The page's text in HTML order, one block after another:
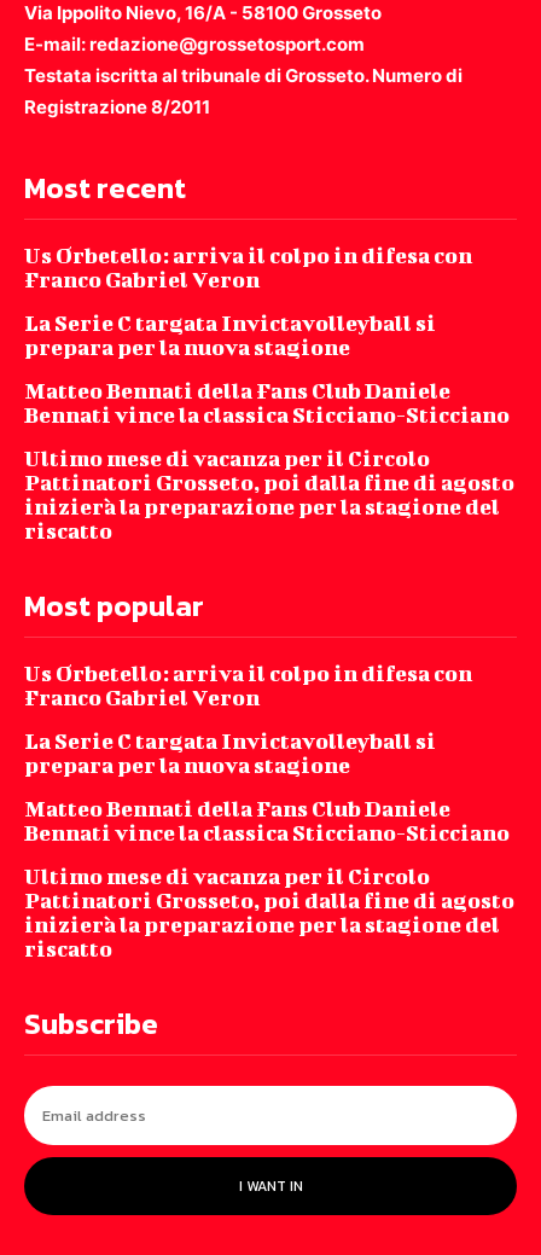
Via Ippolito Nievo, 16/A - 58100 Grosseto
E-mail: redazione@grossetosport.com
Testata iscritta al tribunale di Grosseto. Numero di
Registrazione 8/2011
Most recent
Us Orbetello: arriva il colpo in difesa con
Franco Gabriel Veron
La Serie C targata Invictavolleyball si
prepara per la nuova stagione
Matteo Bennati della Fans Club Daniele
Bennati vince la classica Sticciano-Sticciano
Ultimo mese di vacanza per il Circolo
Pattinatori Grosseto, poi dalla fine di agosto
inizierà la preparazione per la stagione del
riscatto
Most popular
Us Orbetello: arriva il colpo in difesa con
Franco Gabriel Veron
La Serie C targata Invictavolleyball si
prepara per la nuova stagione
Matteo Bennati della Fans Club Daniele
Bennati vince la classica Sticciano-Sticciano
Ultimo mese di vacanza per il Circolo
Pattinatori Grosseto, poi dalla fine di agosto
inizierà la preparazione per la stagione del
riscatto
Subscribe
I WANT IN